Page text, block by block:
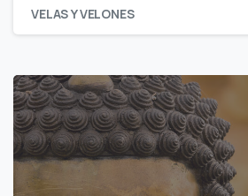
VELAS Y VELONES